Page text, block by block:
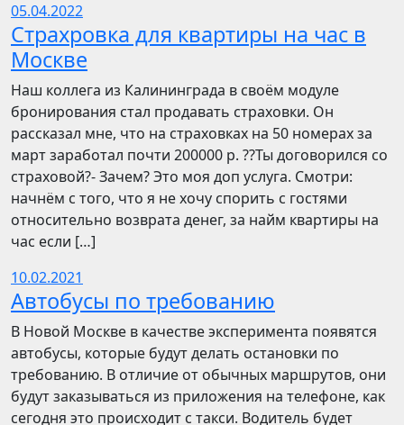
05.04.2022
Страхровка для квартиры на час в
Москве
Наш коллега из Калининграда в своём модуле
бронирования стал продавать страховки. Он
рассказал мне, что на страховках на 50 номерах за
март заработал почти 200000 р. ??Ты договорился со
страховой?- Зачем? Это моя доп услуга. Смотри:
начнём с того, что я не хочу спорить с гостями
относительно возврата денег, за найм квартиры на
час если […]
10.02.2021
Автобусы по требованию
В Новой Москве в качестве эксперимента появятся
автобусы, которые будут делать остановки по
требованию. В отличие от обычных маршрутов, они
будут заказываться из приложения на телефоне, как
сегодня это происходит с такси. Водитель будет